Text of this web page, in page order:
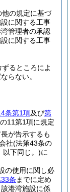
の規定に基づ
に関する工事
管理者の承認
に関する工事
るところによ
らない。
条第1項及び第
11第1項に規定
が告示するも
社(法第43条の
以下同じ。)に
の使用に関し必
条 までに定め
港湾施設に係